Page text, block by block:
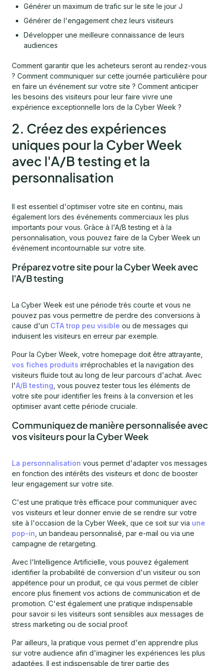
Générer un maximum de trafic sur le site le jour J
Générer de l'engagement chez leurs visiteurs
Développer une meilleure connaissance de leurs
audiences
Comment garantir que les acheteurs seront au rendez-vous
? Comment communiquer sur cette journée particulière pour
en faire un événement sur votre site ? Comment anticiper
les besoins des visiteurs pour leur faire vivre une
expérience exceptionnelle lors de la Cyber Week ?
2. Créez des expériences
uniques pour la Cyber Week
avec l'A/B testing et la
personnalisation
Il est essentiel d'optimiser votre site en continu, mais
également lors des événements commerciaux les plus
importants pour vous. Grâce à l'A/B testing et à la
personnalisation, vous pouvez faire de la Cyber Week un
événement incontournable sur votre site.
Préparez votre site pour la Cyber Week avec
l'A/B testing
La Cyber Week est une période très courte et vous ne
pouvez pas vous permettre de perdre des conversions à
cause d'un CTA trop peu visible ou de messages qui
induisent les visiteurs en erreur par exemple.
Pour la Cyber Week, votre homepage doit être attrayante,
vos fiches produits irréprochables et la navigation des
visiteurs fluide tout au long de leur parcours d'achat. Avec
l'A/B testing , vous pouvez tester tous les éléments de
votre site pour identifier les freins à la conversion et les
optimiser avant cette période cruciale.
Communiquez de manière personnalisée avec
vos visiteurs pour la Cyber Week
La personnalisation vous permet d'adapter vos messages
en fonction des intérêts des visiteurs et donc de booster
leur engagement sur votre site.
C'est une pratique très efficace pour communiquer avec
vos visiteurs et leur donner envie de se rendre sur votre
site à l'occasion de la Cyber Week, que ce soit sur via une
pop-in , un bandeau personnalisé, par e-mail ou via une
campagne de retargeting.
Avec l'Intelligence Artificielle, vous pouvez également
identifier la probabilité de conversion d'un visiteur ou son
appétence pour un produit, ce qui vous permet de cibler
encore plus finement vos actions de communication et de
promotion. C'est également une pratique indispensable
pour savoir si les visiteurs sont sensibles aux messages de
stress marketing ou de social proof.
Par ailleurs, la pratique vous permet d'en apprendre plus
sur votre audience afin d'imaginer les expériences les plus
adaptées. Il est indispensable de tirer partie des